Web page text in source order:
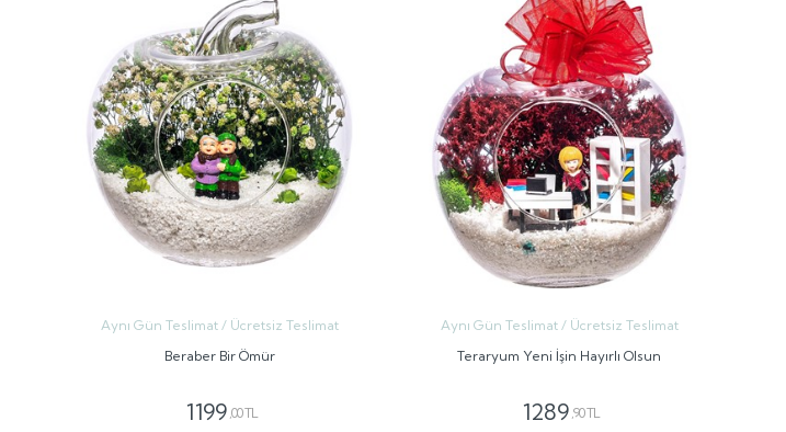
Aynı Gün Teslimat / Ücretsiz Teslimat
Beraber Bir Ömür
1199 ,00 TL
Aynı Gün Teslimat / Ücretsiz Teslimat
Teraryum Yeni İşin Hayırlı Olsun
1289 ,90 TL